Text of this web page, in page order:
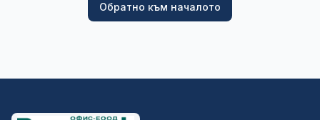
Обратно към началото